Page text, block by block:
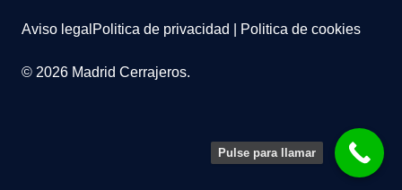
© 2026 Madrid Cerrajeros.
Aviso legal Politica de privacidad Politica de cookies
Pulse para llamar